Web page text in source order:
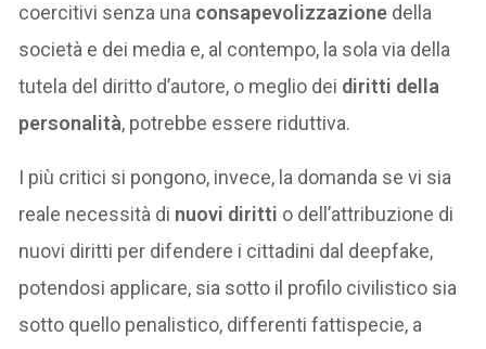
coercitivi senza una consapevolizzazione della
società e dei media e, al contempo, la sola via della
tutela del diritto d’autore, o meglio dei diritti della
personalità, potrebbe essere riduttiva.
I più critici si pongono, invece, la domanda se vi sia
reale necessità di nuovi diritti o dell’attribuzione di
nuovi diritti per difendere i cittadini dal deepfake,
potendosi applicare, sia sotto il profilo civilistico sia
sotto quello penalistico, differenti fattispecie, a